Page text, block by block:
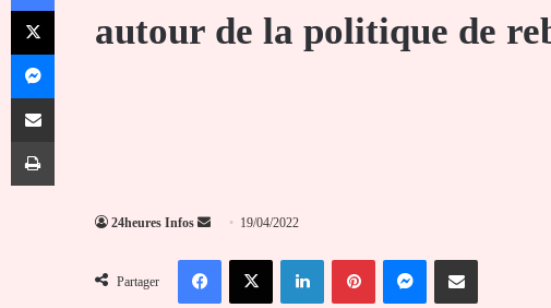
autour de la politique de
24heures Infos
Envoyer
courriel
19/04/2022
Partager
FacebookX LinkedinPinterestMessengerPartager par email
X
Messenger
Partager par email